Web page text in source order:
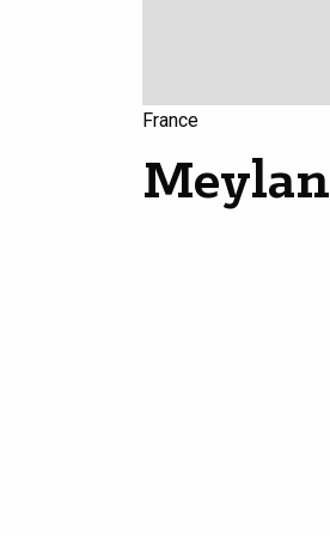
France
Meylan